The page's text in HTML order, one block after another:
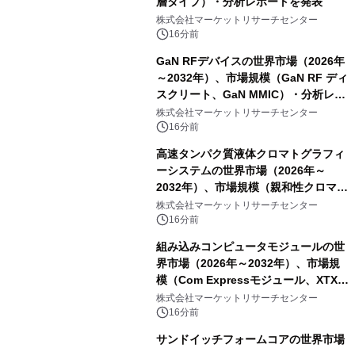
株式会社マーケットリサーチセンター
16分前
GaN RFデバイスの世界市場（2026年
～2032年）、市場規模（GaN RF ディ
スクリート、GaN MMIC）・分析レポ
ートを発表
株式会社マーケットリサーチセンター
16分前
高速タンパク質液体クロマトグラフィ
ーシステムの世界市場（2026年～
2032年）、市場規模（親和性クロマト
グラフィー、イオン交換クロマトグラ
フィー、疎水性相互作用クロマトグラ
ー、その他）・分析レポートを発表
株式会社マーケットリサーチセンター
16分前
組み込みコンピュータモジュールの世
界市場（2026年～2032年）、市場規
模（Com Expressモジュール、XTXモ
ジュール、ETXモジュール、Qeven
(Q7) モジュール、その他）・分析レポ
株式会社マーケットリサーチセンター
16分前
サンドイッチフォームコアの世界市場